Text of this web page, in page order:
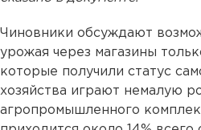
Чиновники обсуждают
урожая через магазины
которые получили статус
хозяйства играют немалую
агропромышленного